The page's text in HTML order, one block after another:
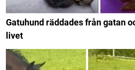
Gatuhund räddades från gatan
livet